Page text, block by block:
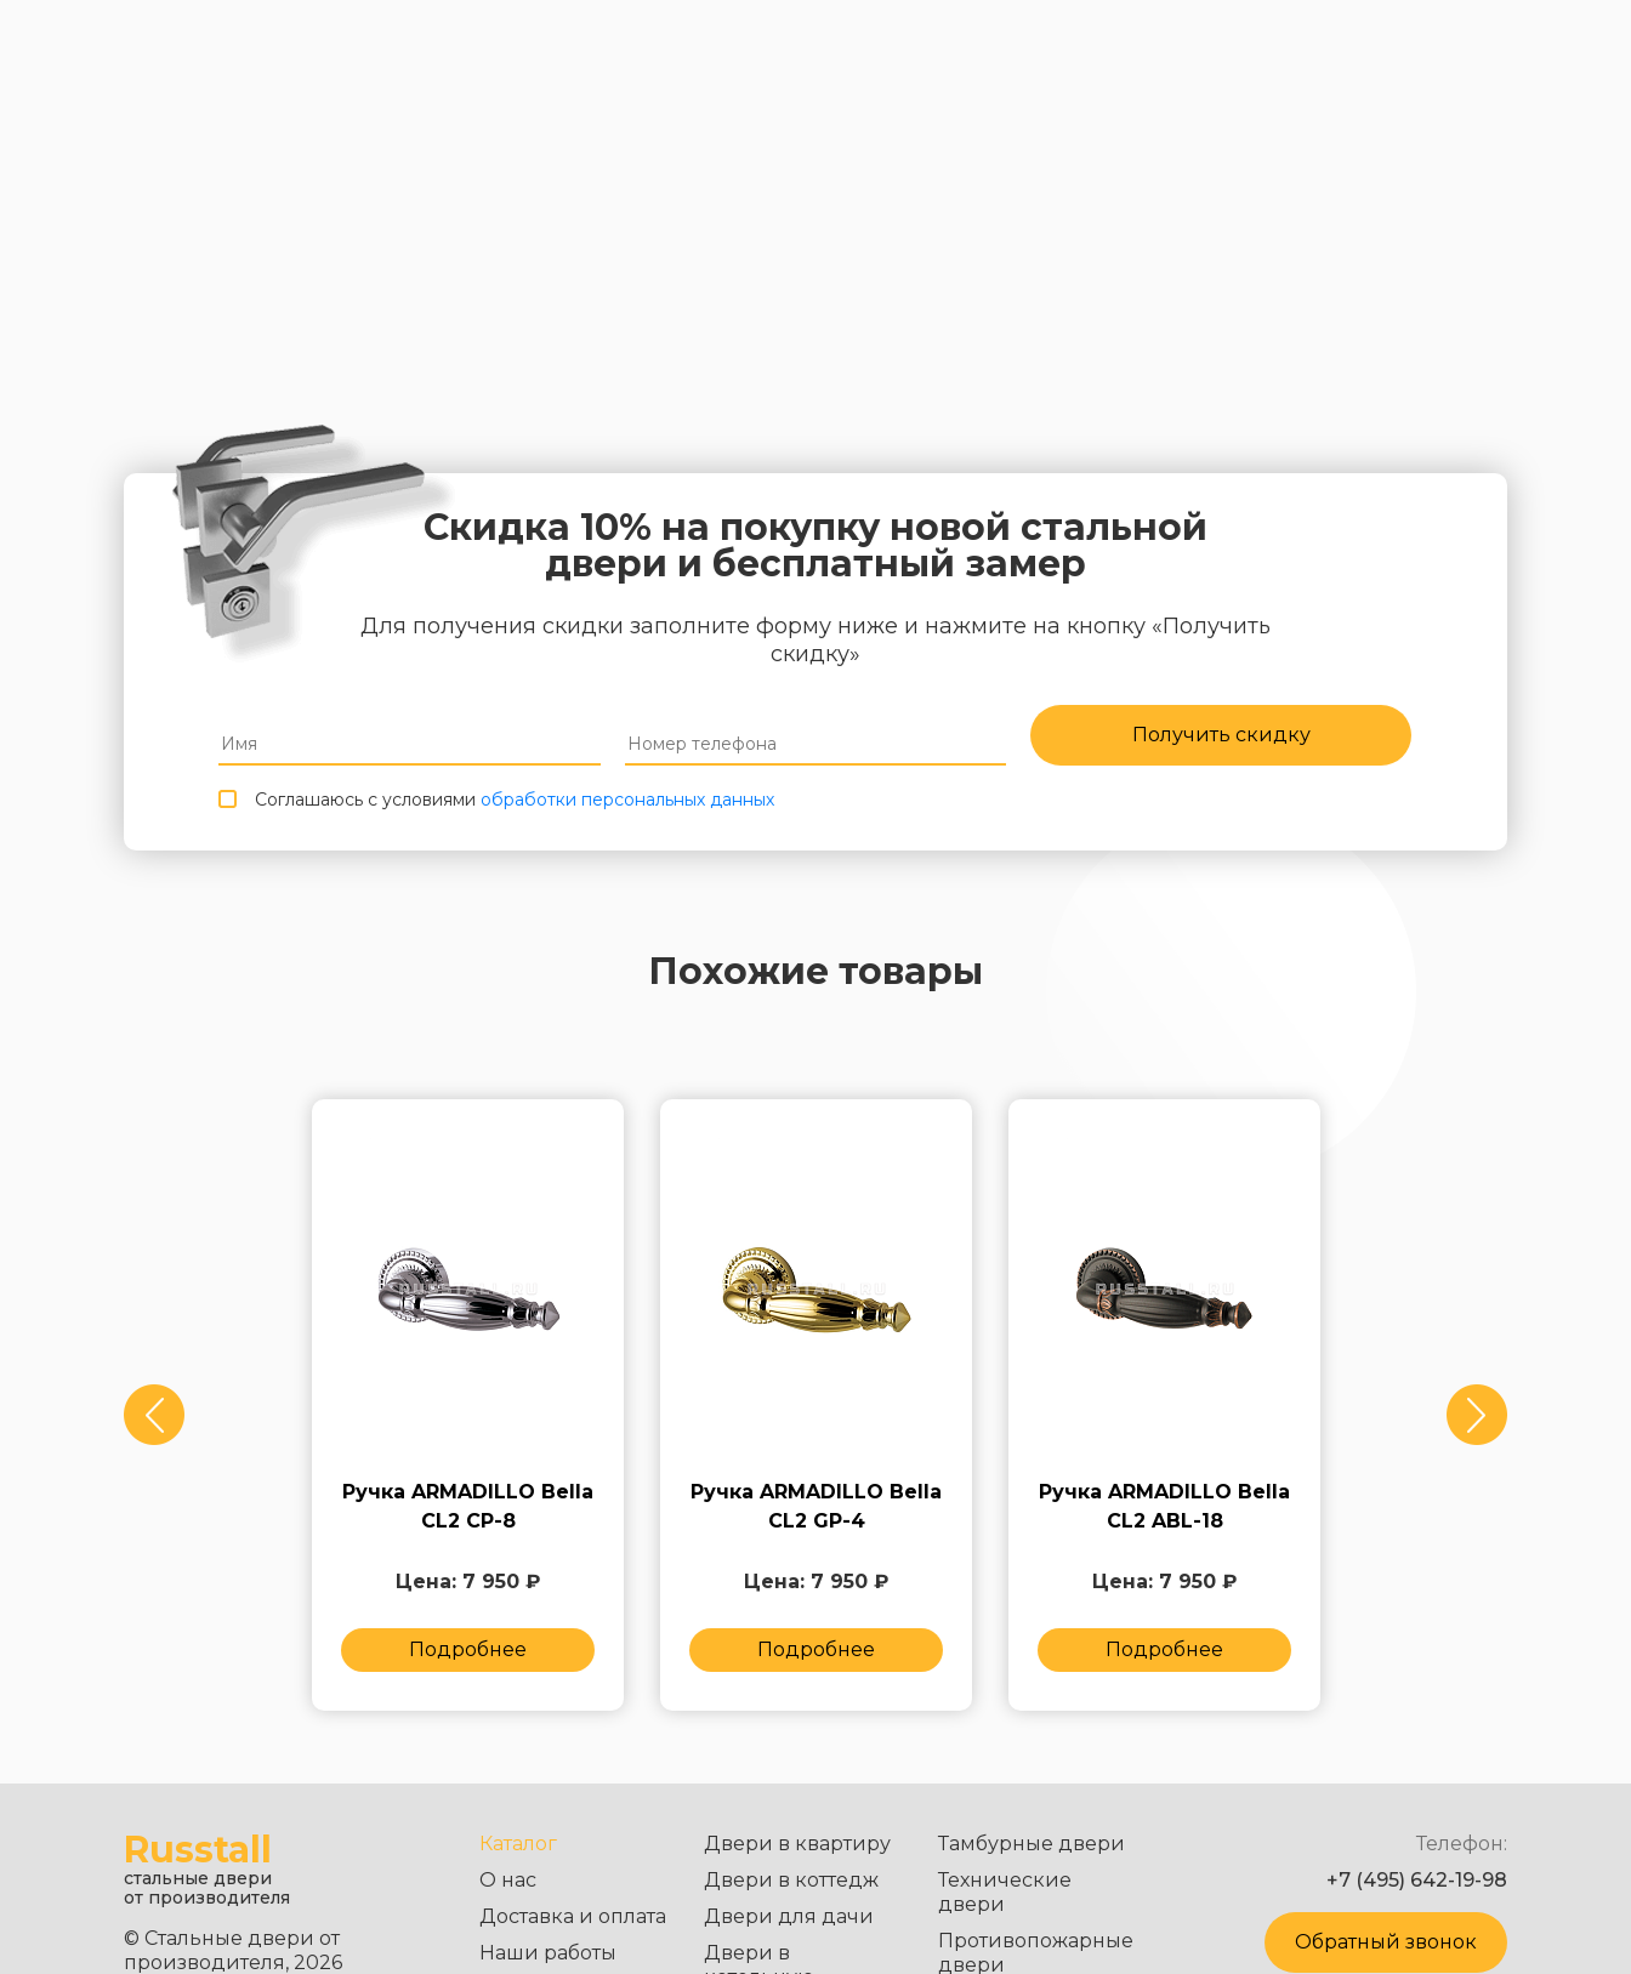
Скидка 10% на покупку новой стальной
двери и бесплатный замер
Для получения скидки заполните форму ниже и нажмите на кнопку «Получить
скидку»
Соглашаюсь с условиями обработки персональных данных
Получить скидку
Похожие товары
Ручка ARMADILLO Bella
CL2 СP-8
Цена: 7 950 ₽
Подробнее
Ручка ARMADILLO Bella
CL2 GP-4
Цена: 7 950 ₽
Подробнее
Ручка ARMADILLO Bella
CL2 ABL-18
Цена: 7 950 ₽
Подробнее
Russtall
стальные двери
от производителя
© Стальные двери от
производителя, 2026
Каталог
О нас
Доставка и оплата
Наши работы
Двери в квартиру
Двери в коттедж
Двери для дачи
Двери в
Тамбурные двери
Технические
двери
Противопожарные
двери
Телефон:
+7 (495) 642-19-98
Обратный звонок